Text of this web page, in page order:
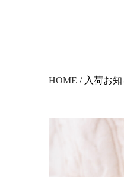
HOME / 入荷お